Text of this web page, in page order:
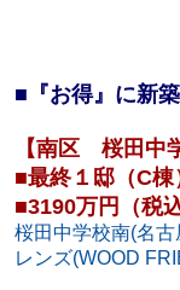
■『お得』に新
【南区 桜田中
■最終１邸（C棟
■3190万円（税込
桜田中学校南(名
レンズ(WOOD